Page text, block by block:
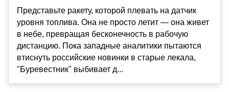
Представьте ракету, которой плевать на датчик
уровня топлива. Она не просто летит — она живет
в небе, превращая бесконечность в рабочую
дистанцию. Пока западные аналитики пытаются
втиснуть российские новинки в старые лекала,
"Буревестник" выбивает д...